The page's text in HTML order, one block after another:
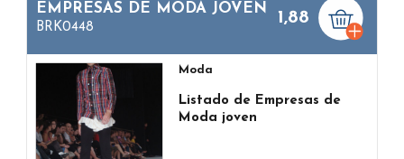
EMPRESAS DE MODA JOVEN
BRK0448
1,88
Moda
Listado de Empresas de
Moda joven